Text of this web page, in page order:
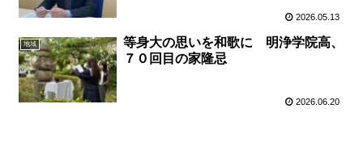
2026.05.13
地域
等身大の思いを和歌に 明浄学院高、
７０回目の家隆忌
2026.06.20